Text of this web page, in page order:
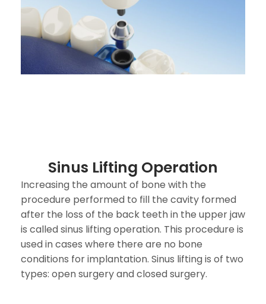
Sinus Lifting Operation
Increasing the amount of bone with the
procedure performed to fill the cavity formed
after the loss of the back teeth in the upper jaw
is called sinus lifting operation. This procedure is
used in cases where there are no bone
conditions for implantation. Sinus lifting is of two
types: open surgery and closed surgery.